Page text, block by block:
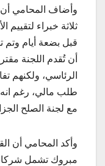
وأضاف المحامي أن
ثلاثة خبراء لتقييم
قبل بضعة أيام وتم
أن تُقدم اللجنة
الرئاسي، ولكنهم
طلب مالي، رغم انه
مع لجنة الصلح
وأكد المحامي أن
مبروك تشمل